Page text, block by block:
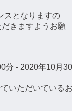
スとなりますの
きますようお願
分 - 2020年10月30
いただいているお